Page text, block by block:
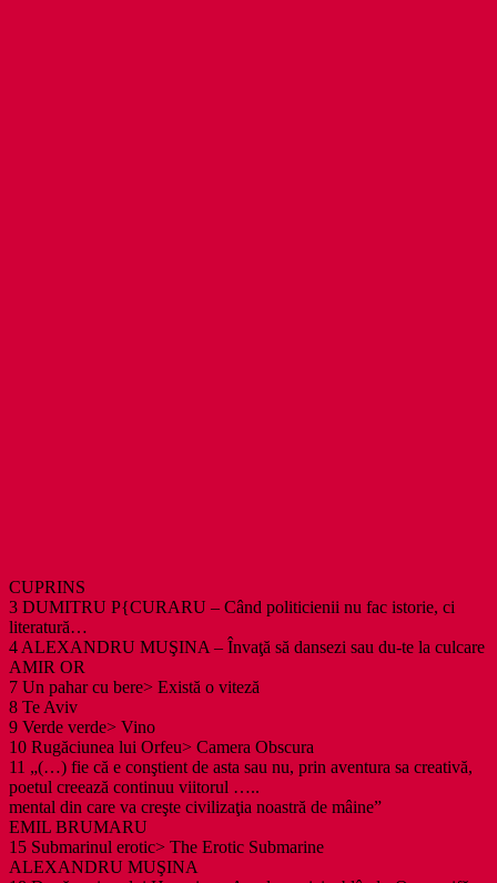
CUPRINS
3 DUMITRU P{CURARU – Când politicienii nu fac istorie, ci
literatură…
4 ALEXANDRU MUŞINA – Învaţă să dansezi sau du-te la culcare
AMIR OR
7 Un pahar cu bere> Există o viteză
8 Te Aviv
9 Verde verde> Vino
10 Rugăciunea lui Orfeu> Camera Obscura
11 „(…) fie că e conştient de asta sau nu, prin aventura sa creativă,
poetul creează continuu viitorul …..
mental din care va creşte civilizaţia noastră de mâine”
EMIL BRUMARU
15 Submarinul erotic> The Erotic Submarine
ALEXANDRU MUŞINA